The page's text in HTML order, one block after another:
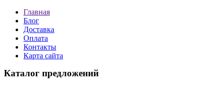
Главная
Блог
Доставка
Оплата
Контакты
Карта сайта
Каталог предложений